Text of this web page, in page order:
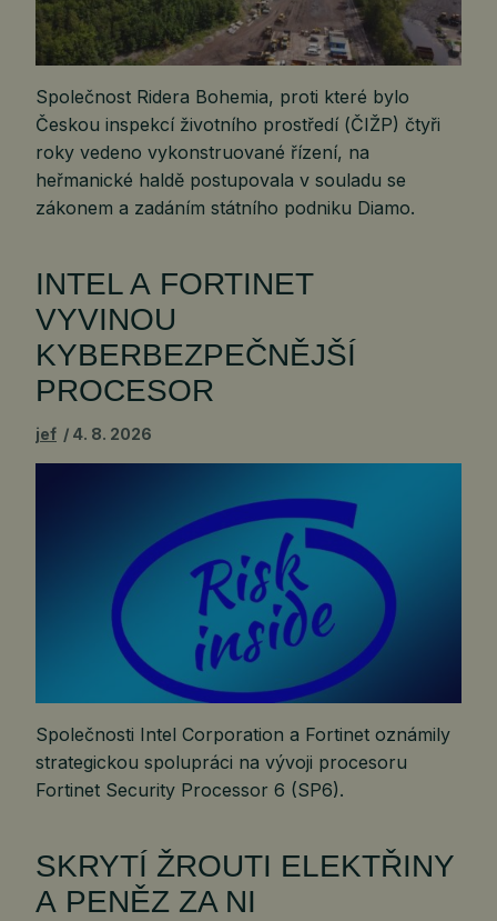
Společnost Ridera Bohemia, proti které bylo
Českou inspekcí životního prostředí (ČIŽP) čtyři
roky vedeno vykonstruované řízení, na
heřmanické haldě postupovala v souladu se
zákonem a zadáním státního podniku Diamo.
INTEL A FORTINET
VYVINOU
KYBERBEZPEČNĚJŠÍ
PROCESOR
jef 4. 8. 2026
Společnosti Intel Corporation a Fortinet oznámily
strategickou spolupráci na vývoji procesoru
Fortinet Security Processor 6 (SP6).
SKRYTÍ ŽROUTI ELEKTŘINY
A PENĚZ ZA NI